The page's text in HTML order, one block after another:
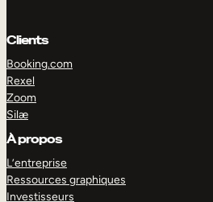
Clients
Booking.com
Rexel
Zoom
Silæ
À propos
L’entreprise
Ressources graphiques
Investisseurs